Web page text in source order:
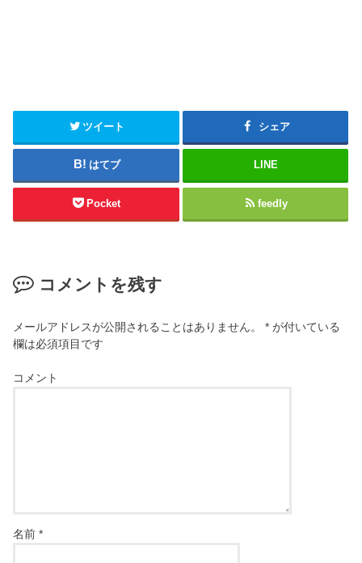
ツイート シェア
はてブ LINE
Pocket feedly
コメントを残す
メールアドレスが公開されることはありません。 * が付いている
欄は必須項目です
コメント
名前*